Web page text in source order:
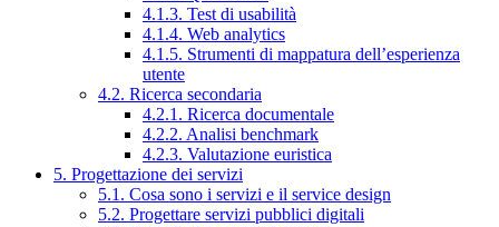
4.1.3. Test di usabilità
4.1.4. Web analytics
4.1.5. Strumenti di mappatura dell’esperienza
utente
4.2. Ricerca secondaria
4.2.1. Ricerca documentale
4.2.2. Analisi benchmark
4.2.3. Valutazione euristica
5. Progettazione dei servizi
5.1. Cosa sono i servizi e il service design
5.2. Progettare servizi pubblici digitali